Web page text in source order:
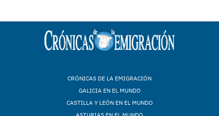
CRÓNICAS DE LA EMIGRACIÓN
GALICIA EN EL MUNDO
CASTILLA Y LEÓN EN EL MUNDO